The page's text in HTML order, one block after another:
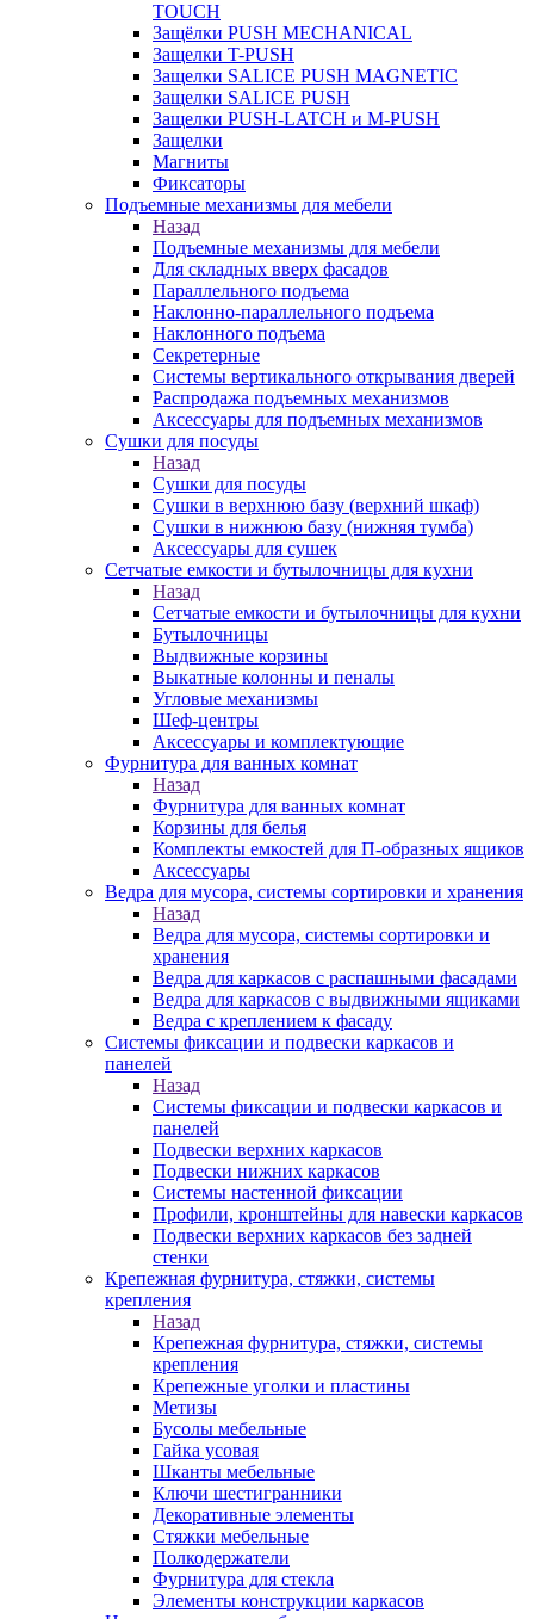
TOUCH
Защёлки PUSH MECHANICAL
Защелки T-PUSH
Защелки SALICE PUSH MAGNETIC
Защелки SALICE PUSH
Защелки PUSH-LATCH и M-PUSH
Защелки
Магниты
Фиксаторы
Подъемные механизмы для мебели
Назад
Подъемные механизмы для мебели
Для складных вверх фасадов
Параллельного подъема
Наклонно-параллельного подъема
Наклонного подъема
Секретерные
Системы вертикального открывания дверей
Распродажа подъемных механизмов
Аксессуары для подъемных механизмов
Сушки для посуды
Назад
Сушки для посуды
Сушки в верхнюю базу (верхний шкаф)
Сушки в нижнюю базу (нижняя тумба)
Аксессуары для сушек
Сетчатые емкости и бутылочницы для кухни
Назад
Сетчатые емкости и бутылочницы для кухни
Бутылочницы
Выдвижные корзины
Выкатные колонны и пеналы
Угловые механизмы
Шеф-центры
Аксессуары и комплектующие
Фурнитура для ванных комнат
Назад
Фурнитура для ванных комнат
Корзины для белья
Комплекты емкостей для П-образных ящиков
Аксессуары
Ведра для мусора, системы сортировки и хранения
Назад
Ведра для мусора, системы сортировки и
хранения
Ведра для каркасов с распашными фасадами
Ведра для каркасов с выдвижными ящиками
Ведра с креплением к фасаду
Системы фиксации и подвески каркасов и
панелей
Назад
Системы фиксации и подвески каркасов и
панелей
Подвески верхних каркасов
Подвески нижних каркасов
Системы настенной фиксации
Профили, кронштейны для навески каркасов
Подвески верхних каркасов без задней
стенки
Крепежная фурнитура, стяжки, системы
крепления
Назад
Крепежная фурнитура, стяжки, системы
крепления
Крепежные уголки и пластины
Метизы
Бусолы мебельные
Гайка усовая
Шканты мебельные
Ключи шестигранники
Декоративные элементы
Стяжки мебельные
Полкодержатели
Фурнитура для стекла
Элементы конструкции каркасов